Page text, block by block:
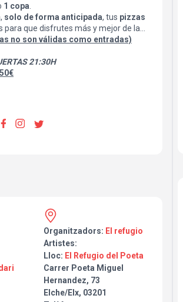
1 copa
solo de forma anticipada, tus pizzas
para que disfrutes más y mejor de la
no son válidas como entradas)
21:30H
Organitzadors: El refugio
Artistes:
Lloc: El Refugio del Poeta
Carrer Poeta Miguel
Hernandez, 73
Elche/Elx, 03201